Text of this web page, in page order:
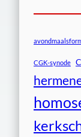
CGK-synode